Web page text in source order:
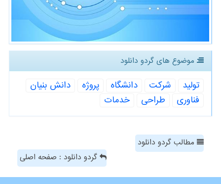
موضوع های گردو دانلود
تولید شركت دانشگاه پروژه
دانش بنیان
فناوری
طراحی خدمات
مطالب گردو دانلود
گردو دانلود : صفحه اصلی